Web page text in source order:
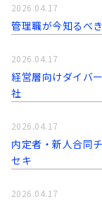
管理職が今知るべ
2026.04.17
経営層向けダイバ
社
2026.04.17
内定者・新人合同
セキ
2026.04.17
2026.04.17